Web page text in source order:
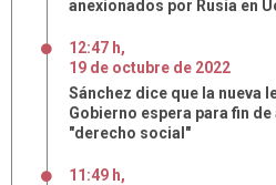
anexionados por Rusia en
12:47 h,
19 de octubre de 2022
Sánchez dice que la nueva
Gobierno espera para fin
"derecho social"
11:49 h,